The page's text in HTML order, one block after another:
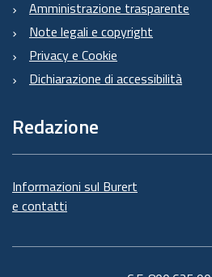
Amministrazione trasparente
Note legali e copyright
Privacy e Cookie
Dichiarazione di accessibilità
Redazione
Informazioni sul Burert
e contatti